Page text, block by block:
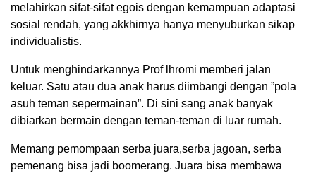
melahirkan sifat-sifat egois dengan kemampuan adaptasi
sosial rendah, yang akkhirnya hanya menyuburkan sikap
individualistis.
Untuk menghindarkannya Prof lhromi memberi jalan
keluar. Satu atau dua anak harus diimbangi dengan ”pola
asuh teman sepermainan”. Di sini sang anak banyak
dibiarkan bermain dengan teman-teman di luar rumah.
Memang pemompaan serba juara,serba jagoan, serba
pemenang bisa jadi boomerang. Juara bisa membawa